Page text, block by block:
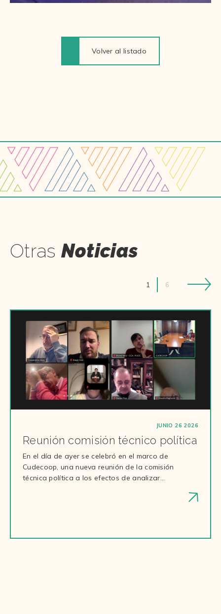
Volver al listado
Otras Noticias
1 6
JUNIO 26 2026
Reunión comisión técnico política
En el día de ayer se celebró en el marco de
Cudecoop, una nueva reunión de la comisión
técnica política a los efectos de analizar…